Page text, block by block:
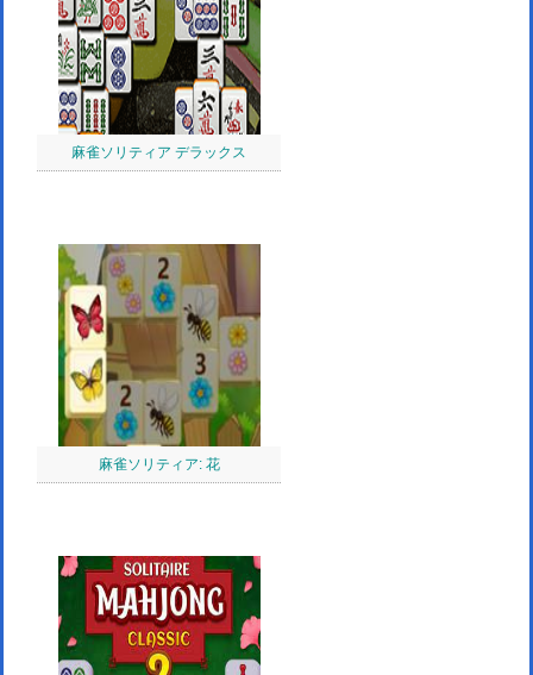
麻雀ソリティア デラックス
麻雀ソリティア: 花